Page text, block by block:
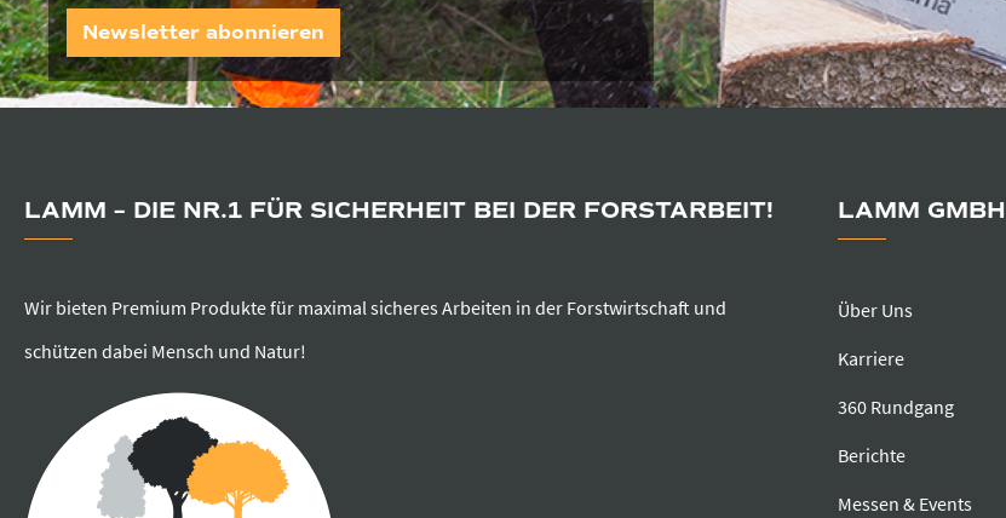
Newsletter abonnieren
LAMM – DIE NR.1 FÜR SICHERHEIT BEI DER FORSTARBEIT!
Wir bieten Premium Produkte für maximal sicheres Arbeiten in der Forstwirtschaft und
schützen dabei Mensch und Natur!
LAMM GMBH
Über Uns
Karriere
360 Rundgang
Berichte
Messen & Events